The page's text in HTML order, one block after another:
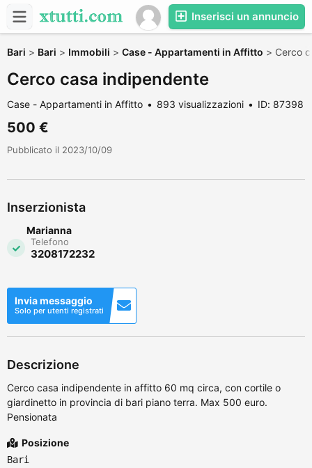
Inserisci un annuncio
Bari > Bari > Immobili > Case - Appartamenti in Affitto > Cerco
Cerco casa indipendente
Case - Appartamenti in Affitto 893 visualizzazioni ID: 87398
500 €
Pubblicato il 2023/10/09
Inserzionista
Marianna
Telefono
3208172232
Invia messaggio
Solo per utenti registrati
Descrizione
Cerco casa indipendente in affitto 60 mq circa, con cortile o
giardinetto in provincia di bari piano terra. Max 500 euro.
Pensionata
Posizione
Bari